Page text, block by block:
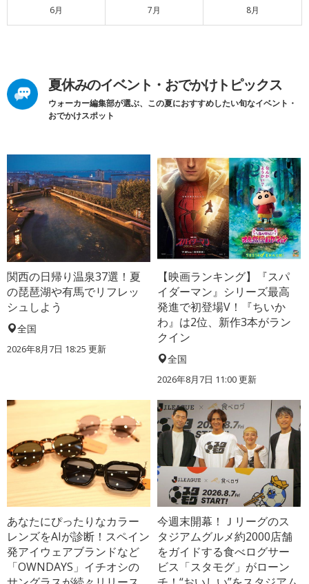
6月 7月 8月
夏休みのイベント・おでかけトピックス
ウォーカー編集部が選ぶ、この夏におすすめしたい旬なイベント・
おでかけスポット
関西の日帰り温泉37選！夏
の琵琶湖や有馬でリフレッ
シュしよう
全国
2026年8月7日 18:25 更新
【映画ランキング】『スパ
イダーマン』シリーズ最高
発進で初登場V！『ちいか
わ』は2位、新作3本がラン
クイン
全国
2026年8月7日 11:00更新
あなたにぴったりなカラー
レンズをAIが診断！スペイン
発アイウェアブランドなど
「OWNDAYS」イチオシの
今週末開幕！Ｊリーグのス
タジアムグルメ約2000店舗
をガイドする食べログサー
ビス「スタモグ」がローン